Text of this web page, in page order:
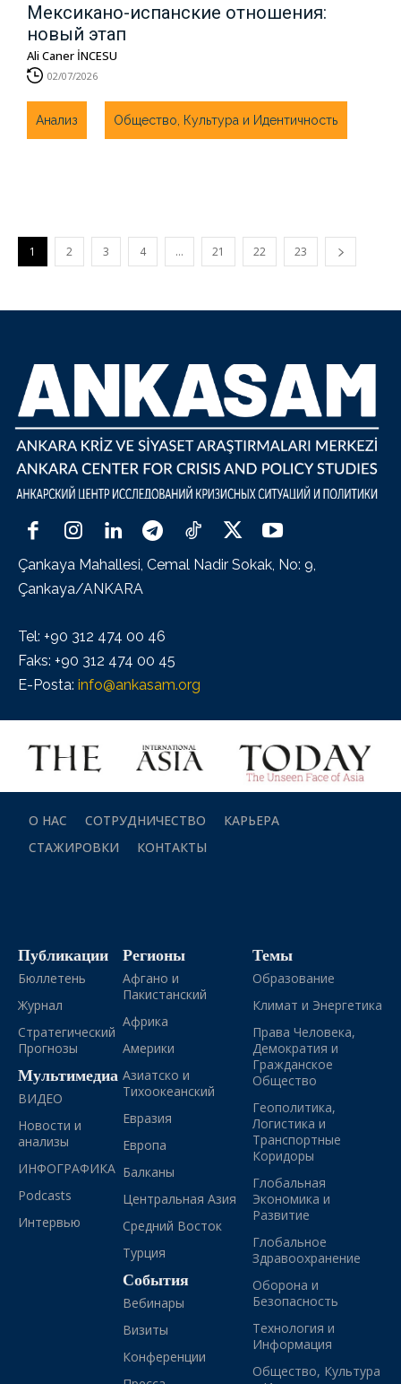
Мексикано-испанские отношения:
новый этап
Ali Caner İNCESU
02/07/2026
Анализ Общество, Культура и Идентичность
1 2 3 4 … 21 22 23
Çankaya Mahallesi, Cemal Nadir Sokak, No: 9,
Çankaya/ANKARA
Tel: +90 312 474 00 46
Faks: +90 312 474 00 45
E-Posta: info@ankasam.org
О НАС СОТРУДНИЧЕСТВО
КАРЬЕРА
СТАЖИРОВКИ
КОНТАКТЫ
Публикации
Бюллетень
Журнал
Стратегический
Прогнозы
Мультимедиа
ВИДЕО
Новости и
анализы
ИНФОГРАФИКА
Podcasts
Интервью
Регионы
Афгано и
Пакистанский
Африка
Америки
Азиатско и
Тихоокеанский
Евразия
Европа
Балканы
Центральная Азия
Средний Восток
Турция
События
Вебинары
Визиты
Конференции
Темы
Образование
Климат и Энергетика
Права Человека,
Демократия и
Гражданское
Общество
Геополитика,
Логистика и
Транспортные
Коридоры
Глобальная
Экономика и
Развитие
Глобальное
Здравоохранение
Оборона и
Безопасность
Технология и
Информация
Общество, Культура